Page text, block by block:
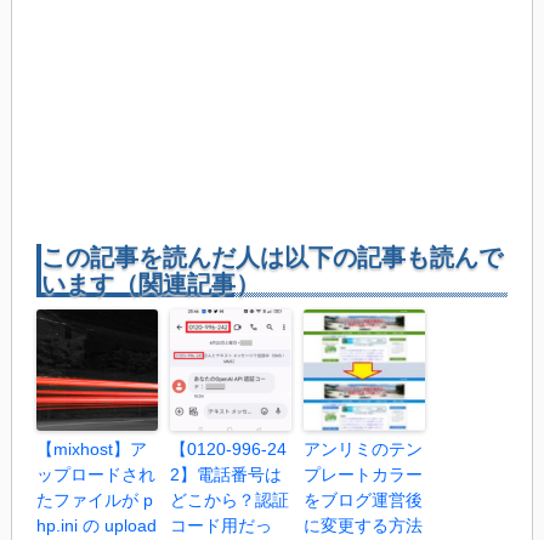
この記事を読んだ人は以下の記事も読んで
います（関連記事）
【mixhost】ア
ップロードされ
たファイルが p
hp.ini の upload
【0120-996-24
2】電話番号は
どこから？認証
コード用だっ
アンリミのテン
プレートカラー
をブログ運営後
に変更する方法